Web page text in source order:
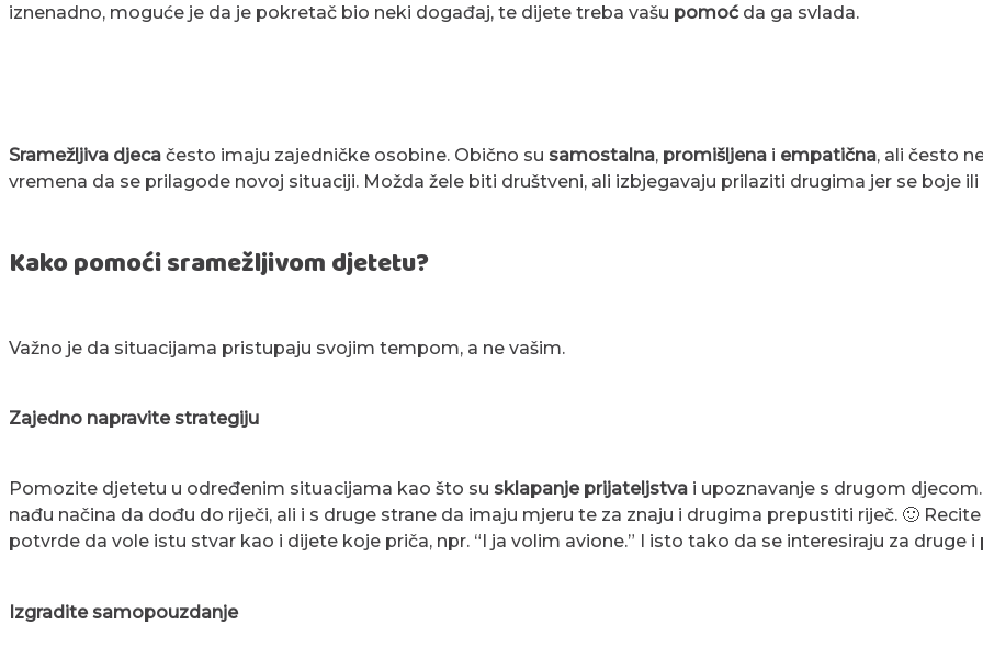
iznenadno, moguće je da je pokretač bio neki događaj, te dijete treba vašu pomoć da ga svlada.
Sramežljiva djeca često imaju zajedničke osobine. Obično su samostalna, promišljena i empatična, ali često
vremena da se prilagode novoj situaciji. Možda žele biti društveni, ali izbjegavaju prilaziti drugima jer se boje ili
Kako pomoći sramežljivom djetetu?
Važno je da situacijama pristupaju svojim tempom, a ne vašim.
Zajedno napravite strategiju
Pomozite djetetu u određenim situacijama kao što su sklapanje prijateljstva i upoznavanje s drugom
nađu načina da dođu do riječi, ali i s druge strane da imaju mjeru te za znaju i drugima prepustiti riječ. 🙂
potvrde da vole istu stvar kao i dijete koje priča, npr. “I ja volim avione.” I isto tako da se interesiraju za druge
Izgradite samopouzdanje